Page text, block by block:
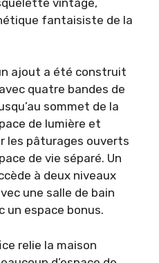
fantaisiste de la
ajout a été construit
quatre bandes de
sommet de la
de lumière et
les pâturages ouverts
de vie séparé. Un
à deux niveaux
une salle de bain
un espace bonus.
relie la maison